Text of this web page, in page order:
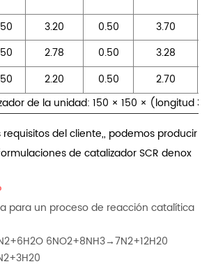
3.20 0.50
3.70
2.78 0.50
3.28
2.20 0.50
2.70
de la unidad: 150 × 150 × (longitud
del cliente,, podemos producir
de catalizador SCR denox
para un proceso de reacción catalítica
6NO2+8NH3→7N2+12H20